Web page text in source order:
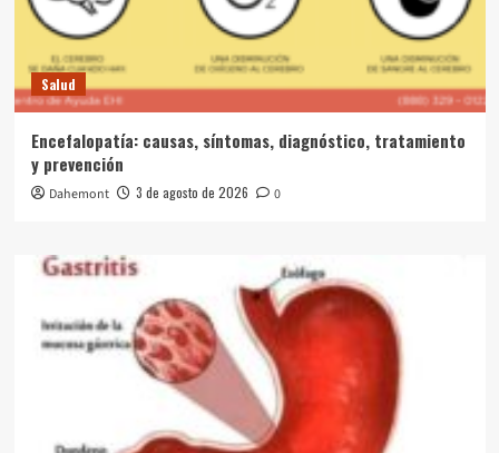
Salud
Encefalopatía: causas, síntomas, diagnóstico, tratamiento
y prevención
Dahemont 3 de agosto de 2026 0